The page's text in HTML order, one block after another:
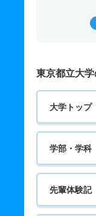
東京都立大
大学トップ
学部・学科
先輩体験記